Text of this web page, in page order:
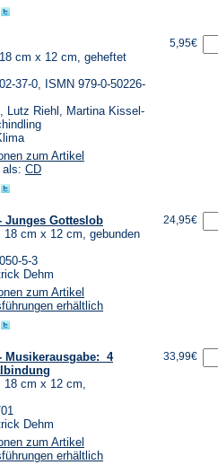
cm x 12 cm, geheftet
37-0, ISMN 979-0-50226-
Lutz Riehl, Martina Kissel-
zum Artikel
als: CD
5,95€
Junges Gotteslob
18 cm x 12 cm, gebunden
5-3
Dehm
zum Artikel
erhältlich
24,95€
Musikerausgabe: 4
18 cm x 12 cm,
Dehm
zum Artikel
erhältlich
33,99€